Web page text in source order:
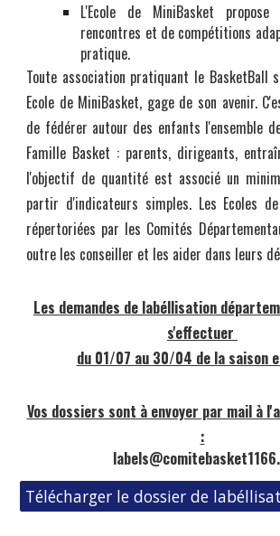
L'Ecole de MiniBasket
rencontres et de compétitions
pratique.
Toute association pratiquant le BasketBall
Ecole de MiniBasket, gage de son avenir.
de fédérer autour des enfants l'ensemble
Famille Basket : parents, dirigeants,
l'objectif de quantité est associé un
partir d'indicateurs simples. Les Ecoles
répertoriées par les Comités
outre les conseiller et les aider dans leurs
Les demandes de labéllisation
s'effectuer
du 01/07 au 30/04 de la saison
Vos dossiers sont à envoyer par mail à
: